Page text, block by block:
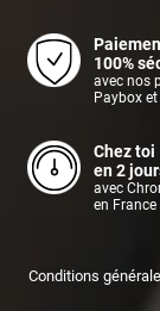
100%
avec nos
Paybox
Chez toi
en 2
avec
en
Conditions